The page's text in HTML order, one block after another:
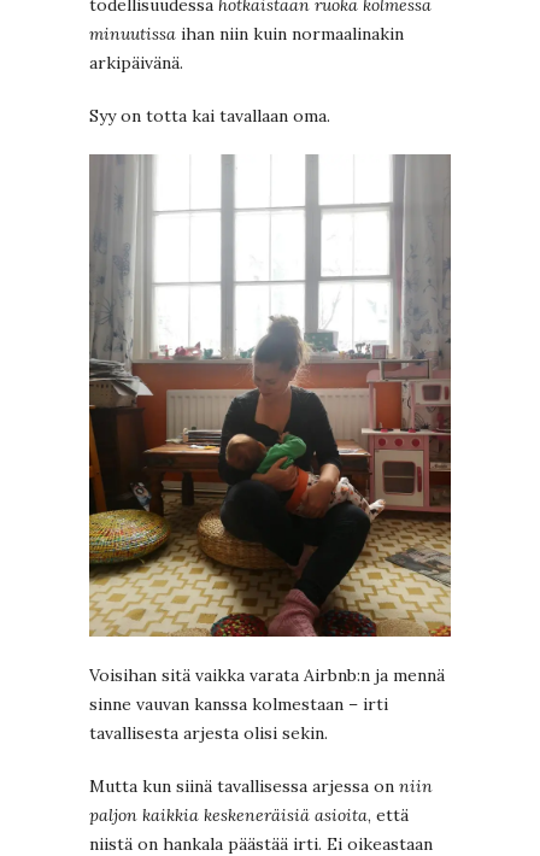
todellisuudessa hotkaistaan ruoka kolmessa
minuutissa ihan niin kuin normaalinakin
arkipäivänä.
Syy on totta kai tavallaan oma.
Voisihan sitä vaikka varata Airbnb:n ja mennä
sinne vauvan kanssa kolmestaan – irti
tavallisesta arjesta olisi sekin.
Mutta kun siinä tavallisessa arjessa on niin
paljon kaikkia keskeneräisiä asioita, että
niistä on hankala päästää irti. Ei oikeastaan